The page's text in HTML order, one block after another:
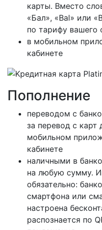
карты. Вместо
«Бал», «Bal» или
по тарифу вашего
в мобильном
кабинете
Пополнение
переводом с
за перевод с карт
мобильном
кабинете
наличными в
на любую сумму.
обязательно:
смартфона или
настроена
распознается по